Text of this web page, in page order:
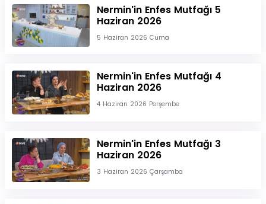
Nermin'in Enfes Mutfağı 5
Haziran 2026
5 Haziran 2026 Cuma
Nermin'in Enfes Mutfağı 4
Haziran 2026
4 Haziran 2026 Perşembe
Nermin'in Enfes Mutfağı 3
Haziran 2026
3 Haziran 2026 Çarşamba